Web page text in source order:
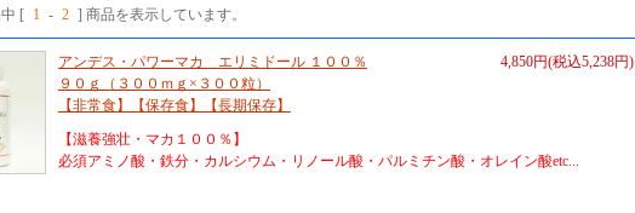
[ 1 - 2 ] 商品を表示しています。
4,850円(税込5,238円)
アンデス・パワーマカ エリミドール １００％
９０ｇ（３００ｍｇ×３００粒）
【非常食】【保存食】【長期保存】
【滋養強壮・マカ１００％】
必須アミノ酸・鉄分・カルシウム・リノール酸・パルミチン酸・オレイン酸etc...